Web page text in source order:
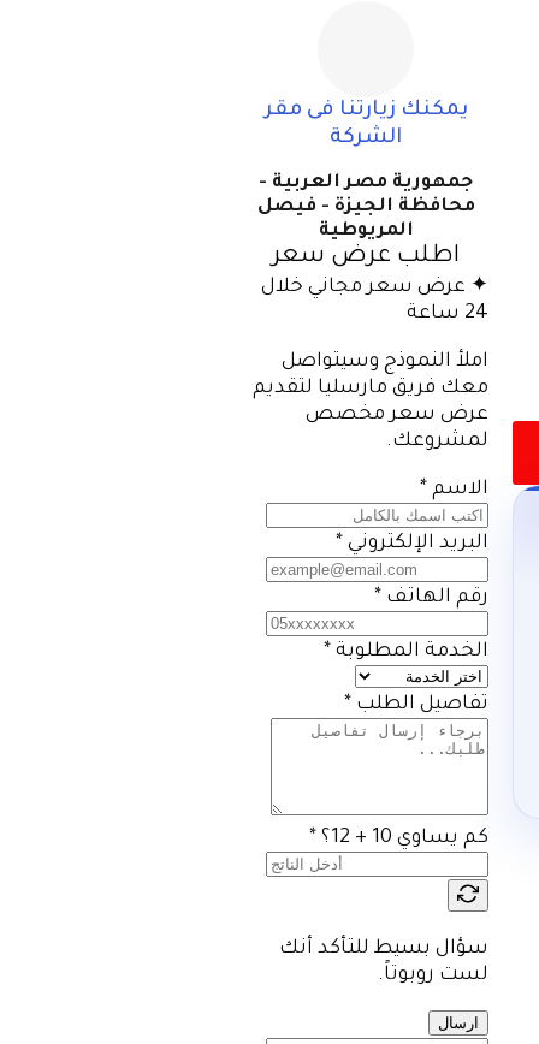
يمكنك زيارتنا فى مقر
الشركة
جمهورية مصر العربية -
محافظة الجيزة - فيصل
المريوطية
اطلب عرض سعر
✦ عرض سعر مجاني خلال
24 ساعة
املأ النموذج وسيتواصل
معك فريق مارسليا لتقديم
عرض سعر مخصص
لمشروعك.
الاسم *
البريد الإلكتروني *
رقم الهاتف *
الخدمة المطلوبة *
تفاصيل الطلب *
كم يساوي 10 + 12؟ *
سؤال بسيط للتأكد أنك
لست روبوتاً.
ارسال